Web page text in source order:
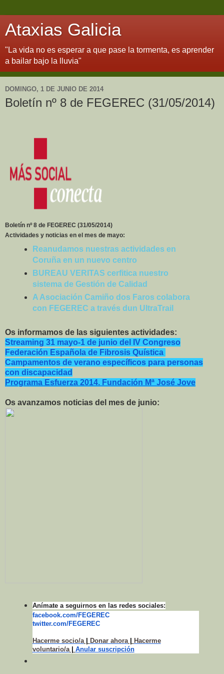
Ataxias Galicia
"La vida no es esperar a que pase la tormenta, es aprender
a bailar bajo la lluvia"
DOMINGO, 1 DE JUNIO DE 2014
Boletín nº 8 de FEGEREC (31/05/2014)
Boletín nº 8 de FEGEREC (31/05/2014)
Actividades y noticias en el mes de mayo:
Reanudamos nuestras actividades en
Coruña en un nuevo centro
BUREAU VERITAS cerfitica nuestro
sistema de Gestión de Calidad
A Asociación Camiño dos Faros colabora
con FEGEREC a través dun UltraTrail
Os informamos de las siguientes actividades:
Streaming 31 mayo-1 de junio del IV Congreso
Federación Española de Fibrosis Quística
Campamentos de verano específicos para personas
con discapacidad
Programa Esfuerza 2014. Fundación Mª José Jove
Os avanzamos noticias del mes de junio:
Anímate a seguirnos en las redes sociales:
facebook.com/FEGEREC
twitter.com/FEGEREC
Hacerme socio/a| Donar ahora|
Hacerme
voluntario/a| Anular suscripción